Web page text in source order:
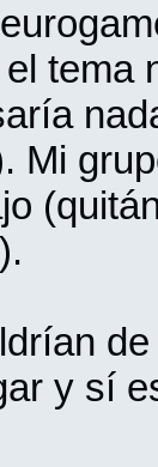
tema
Mi
y sí